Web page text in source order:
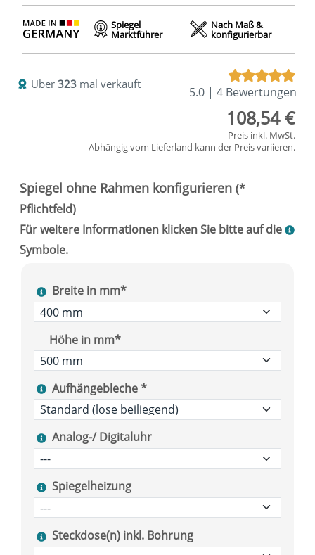
Spiegel
Marktführer
Nach Maß &
konfigurierbar
Über 323 mal verkauft
5.0 | 4 Bewertungen
108,54 €
Preis inkl. MwSt.
Abhängig vom Lieferland kann der Preis variieren.
Breite in mm*
Höhe in mm*
Aufhängebleche *
Analog-/ Digitaluhr
Spiegelheizung
Steckdose(n) inkl. Bohrung